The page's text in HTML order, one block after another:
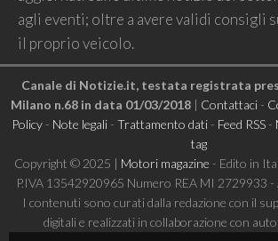
agli eventi; oltre a avere validi consigli
il proprio veicolo.
Canale di Notizie.it, testata registrata
Milano n.68 in data 01/03/2018| Contattaci-
Policy- Note legali- Trattamento dati- Feed RSS-
tag
Copyright © 2025 | Motori magazine - Edito in
P.IVA 13542920965 Numero REA MI 2729933 -
I contenuti sono curati dalla redazione con il
digitali e realizzati in collaborazione con